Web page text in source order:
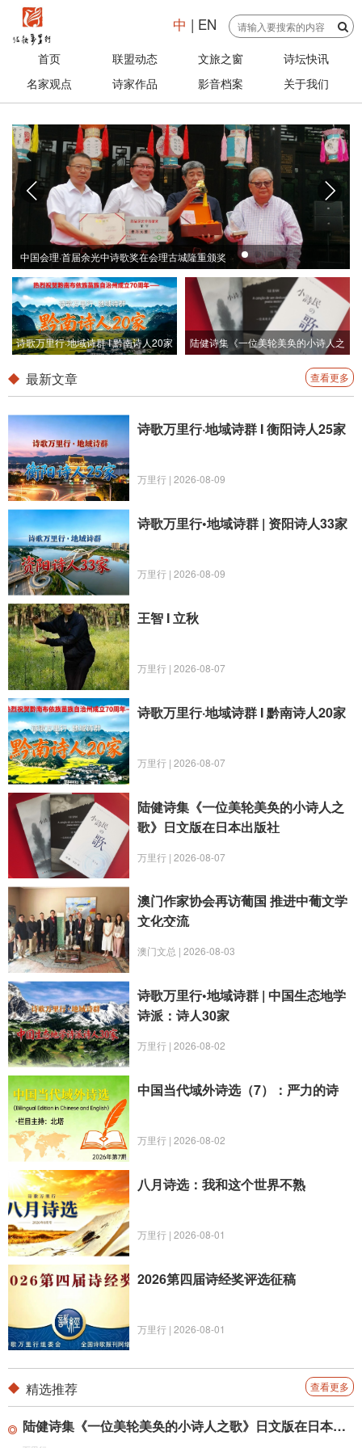
中 | EN
首页 联盟动态 文旅之窗
诗坛快讯
名家观点
诗家作品 影音档案 关于我们
奖在会理古城隆重颁奖 第三届“浪漫海岸杯”国际华
诗歌万里行·地域诗群 I 黔南诗人20家
陆健诗集《一位美轮美奂的小诗人之
歌》日文版在日本出版社
最新文章 查看更多
诗歌万里行·地域诗群 I 衡阳诗人25家
万里行 | 2026-08-09
诗歌万里行•地域诗群 | 资阳诗人33家
万里行 | 2026-08-09
王智 I 立秋
万里行 | 2026-08-07
诗歌万里行·地域诗群 I 黔南诗人20家
万里行 | 2026-08-07
陆健诗集《一位美轮美奂的小诗人之
歌》日文版在日本出版社
万里行 | 2026-08-07
澳门作家协会再访葡国 推进中葡文学
文化交流
澳门文总 | 2026-08-03
诗歌万里行•地域诗群 | 中国生态地学
诗派：诗人30家
万里行 | 2026-08-02
中国当代域外诗选（7）：严力的诗
万里行 | 2026-08-02
八月诗选：我和这个世界不熟
万里行 | 2026-08-01
2026第四届诗经奖评选征稿
万里行 | 2026-08-01
精选推荐 查看更多
陆健诗集《一位美轮美奂的小诗人之歌》日文版在日本出版社